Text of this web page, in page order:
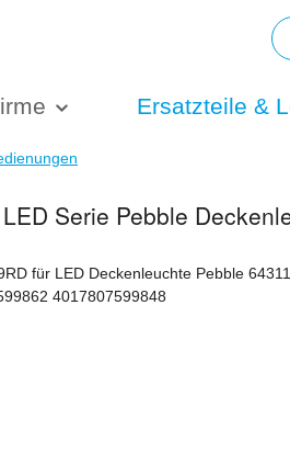
Ersatzteile &
Serie Pebble